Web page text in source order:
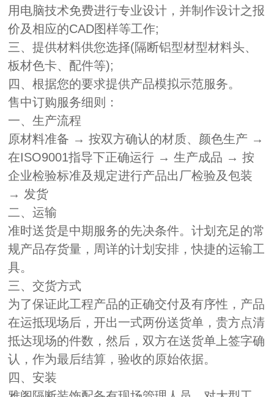
用电脑技术免费进行专业设计，并制作设计之报
价及相应的CAD图样等工作;
三、提供材料供您选择(隔断铝型材型材料头、
板材色卡、配件等);
四、根据您的要求提供产品模拟示范服务。
售中订购服务细则：
一、生产流程
原材料准备 → 按双方确认的材质、颜色生产 →
在ISO9001指导下正确运行 → 生产成品 → 按
企业检验标准及规定进行产品出厂检验及包装
→ 发货
二、运输
准时送货是中期服务的先决条件。计划充足的常
规产品存货量，周详的计划安排，快捷的运输工
具。
三、交货方式
为了保证此工程产品的正确交付及有序性，产品
在运抵现场后，开出一式两份送货单，贵方点清
抵达现场的件数，然后，双方在送货单上签字确
认，作为最后结算，验收的原始依据。
四、安装